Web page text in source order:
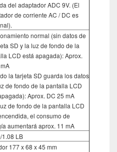
del adaptador ADC 9V. (El
de corriente AC / DC es
normal (sin datos de
SD y la luz de fondo de la
LCD está apagada): Aprox.
la tarjeta SD guarda los datos
de fondo de la pantalla LCD
Aprox. DC 25 mA
de fondo de la pantalla LCD
el consumo de
aumentará aprox. 11 mA
1.08 LB
177 x 68 x 45 mm